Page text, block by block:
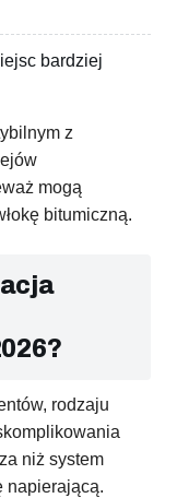
bardziej
z
mogą
bitumiczną.
rodzaju
niż system
napierającą.